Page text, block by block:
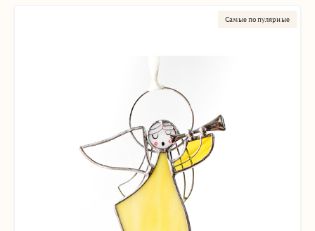
Самые популярные